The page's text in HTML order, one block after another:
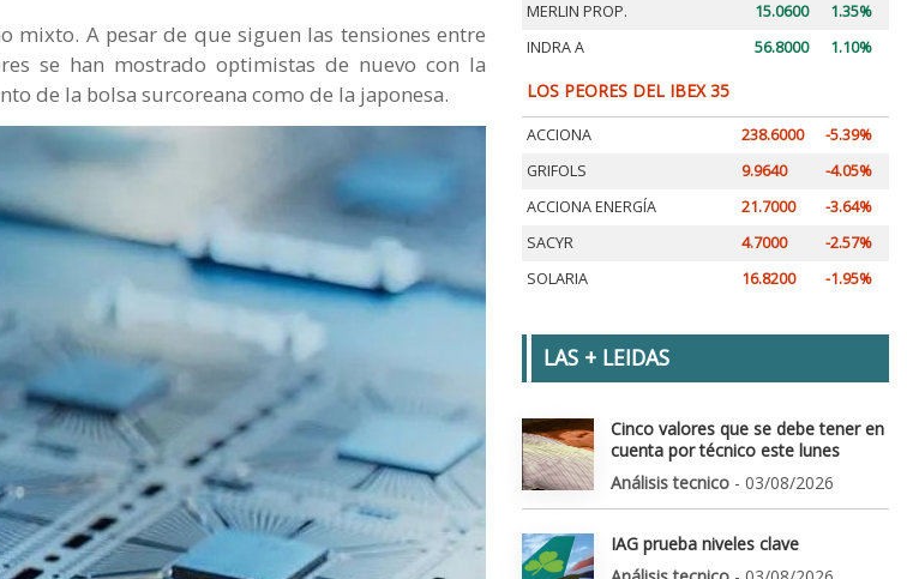
mixto. A pesar de que siguen las tensiones entre
se han mostrado optimistas de nuevo con la
de la bolsa surcoreana como de la japonesa.
MERLIN PROP.
15.0600
1.35%
INDRA A
56.8000 1.10%
LOS PEORES DEL IBEX 35
ACCIONA 238.6000
-5.39%
GRIFOLS
9.9640
-4.05%
ACCIONA ENERGÍA
21.7000
-3.64%
SACYR
4.7000
-2.57%
SOLARIA
16.8200 -1.95%
LAS + LEIDAS
Cinco valores que se debe tener en
cuenta por técnico este lunes
Análisis tecnico - 03/08/2026
IAG prueba niveles clave